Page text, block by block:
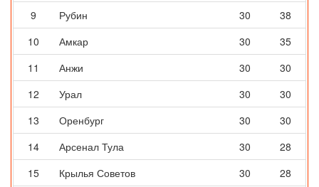
9
Рубин 30
38
10
Амкар 30
35
11
Анжи 30
30
12
Урал 30
30
13
Оренбург 30
30
14
Арсенал Тула 30
28
15
Крылья Советов 30
28